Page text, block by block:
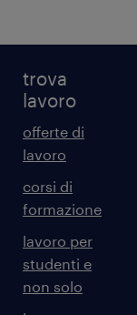
trova
lavoro
offerte di
lavoro
corsi di
formazione
lavoro per
studenti e
non solo